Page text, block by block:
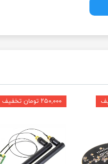
۲۵۰,۰۰۰ تومان تخفیف